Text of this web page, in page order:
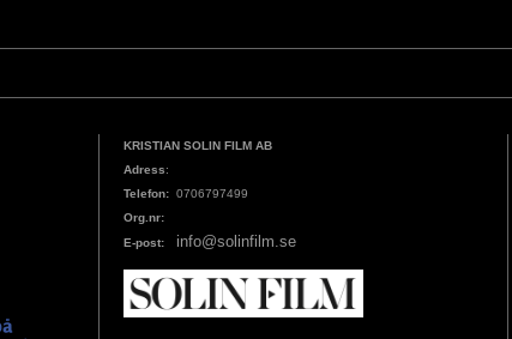
KRISTIAN SOLIN FILM AB
Adress:
Telefon: 0706797499
Org.nr:
E-post:
info@solinfilm.se